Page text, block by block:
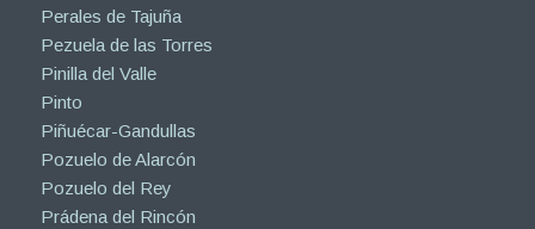
Perales de Tajuña
Pezuela de las Torres
Pinilla del Valle
Pinto
Piñuécar-Gandullas
Pozuelo de Alarcón
Pozuelo del Rey
Prádena del Rincón